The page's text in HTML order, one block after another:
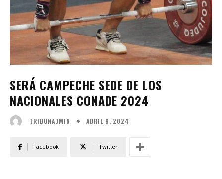
SERÁ CAMPECHE SEDE DE LOS
NACIONALES CONADE 2024
TRIBUNADMIN ABRIL 9, 2024
Facebook Twitter